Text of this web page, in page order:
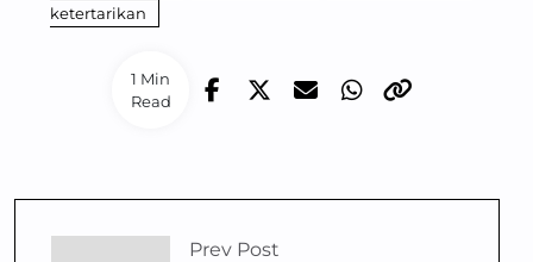
1 Min
Read
ketertarikan
Prev Post